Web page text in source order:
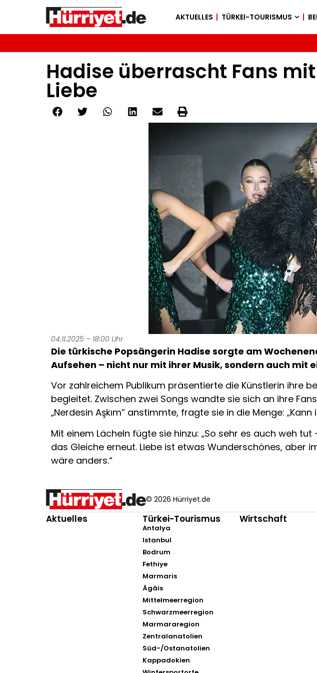
AKTUELLES TÜRKEI-TOURISMUS
Hadise überrascht Fans
Liebe
04.11.2025 – 18:00 Uhr
Die türkische Popsängerin Hadise sorgte am
Aufsehen – nicht nur mit ihrer Musik, sondern auch mit
Vor zahlreichem Publikum präsentierte die Künstlerin ihre
begleitet. Zwischen zwei Songs wandte sie sich an ihre
„Nerdesin Aşkım” anstimmte, fragte sie in die Menge:
Mit einem Lächeln fügte sie hinzu: „So sehr es auch weh
das Gleiche erneut. Liebe ist etwas Wunderschönes, aber
wäre anders.“
© 2026 Hürriyet.de
Aktuelles Türkei-Tourismus
Antalya
Istanbul
Bodrum
Fethiye
Marmaris
Ägäis
Mittelmeerregion
Schwarzmeerregion
Marmararegion
Zentralanatolien
Süd-/Ostanatolien
Kappadokien
Wirtschaft